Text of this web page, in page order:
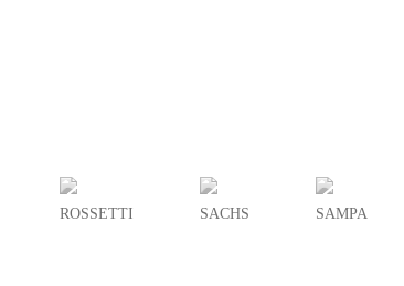
ROSSETTI SACHS SAMPA